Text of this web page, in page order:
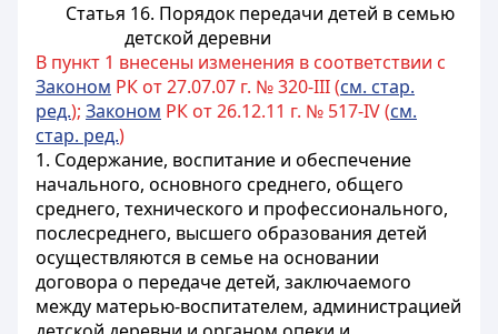
Статья 16. Порядок передачи детей в семью
детской деревни
В пункт 1 внесены изменения в соответствии с
Законом РК от 27.07.07 г. № 320-III (см. стар.
ред.); Законом РК от 26.12.11 г. № 517-IV (см.
стар. ред.)
1. Содержание, воспитание и обеспечение
начального, основного среднего, общего
среднего, технического и профессионального,
послесреднего, высшего образования детей
осуществляются в семье на основании
договора о передаче детей, заключаемого
между матерью-воспитателем, администрацией